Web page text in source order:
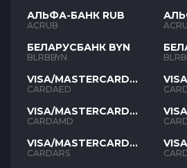
АЛЬФА-БАНК RUB
ACRUB
БЕЛАРУСБАНК BYN
BLRBBYN
VISA/MASTERCARD
AED
CARDAED
VISA/MASTERCARD
AMD
CARDAMD
VISA/MASTERCARD
ARS
CARDARS
AED
ARS